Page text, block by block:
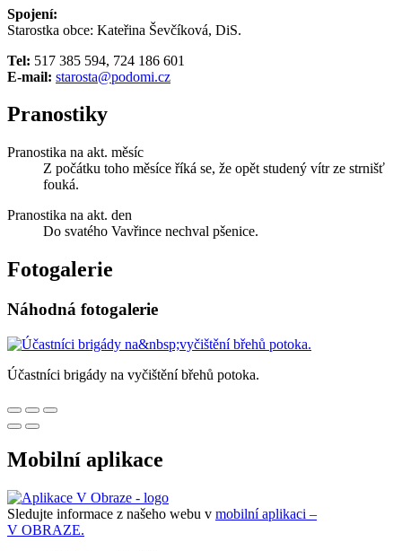
Spojení:
Starostka obce: Kateřina Ševčíková, DiS.
Tel: 517 385 594, 724 186 601
E-mail: starosta@podomi.cz
Pranostiky
Pranostika na akt. měsíc
Z počátku toho měsíce říká se, že opět studený vítr ze strnišť
fouká.
Pranostika na akt. den
Do svatého Vavřince nechval pšenice.
Fotogalerie
Náhodná fotogalerie
Účastníci brigády na vyčištění břehů potoka.
Mobilní aplikace
Sledujte informace z našeho webu v mobilní aplikaci –
V OBRAZE.